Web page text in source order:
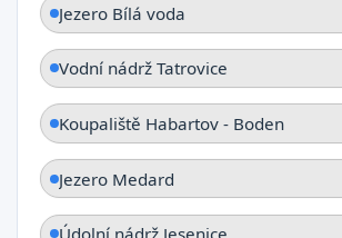
Jezero Bílá voda
Vodní nádrž Tatrovice
Koupaliště Habartov - Boden
Jezero Medard